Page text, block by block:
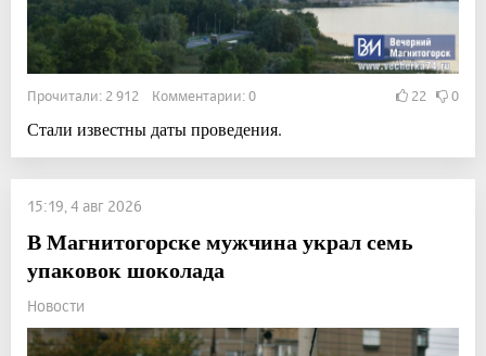
Прочитали: 2 912 Комментарии: 0 22 0
Стали известны даты проведения.
15:19, 4 авг 2026
В Магнитогорске мужчина украл семь
упаковок шоколада
Новости